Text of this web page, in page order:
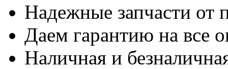
Надежные запчасти от
Даем гарантию на все
Наличная и